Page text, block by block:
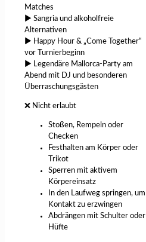
Matches
▶ Sangria und alkoholfreie
Alternativen
▶ Happy Hour & „Come Together“
vor Turnierbeginn
▶ Legendäre Mallorca-Party am
Abend mit DJ und besonderen
Überraschungsgästen
❌ Nicht erlaubt
Stoßen, Rempeln oder
Checken
Festhalten am Körper oder
Trikot
Sperren mit aktivem
Körpereinsatz
In den Laufweg springen, um
Kontakt zu erzwingen
Abdrängen mit Schulter oder
Hüfte